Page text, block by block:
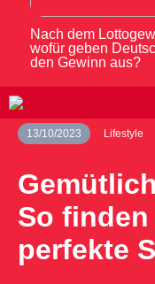
Nach dem
wofür geben
den Gewinn aus?
13/10/2023 Lifestyle
So finden
perfekte